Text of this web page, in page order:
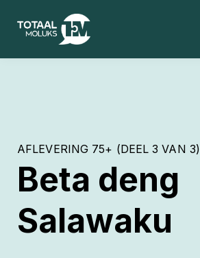
AFLEVERING 75+ (DEEL 3 VAN 3)
Beta deng
Salawaku